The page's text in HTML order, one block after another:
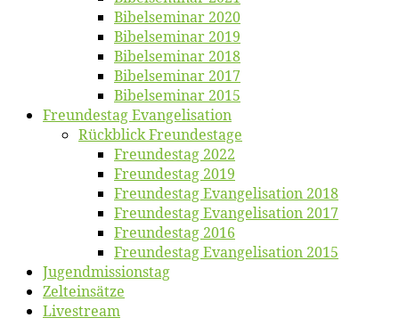
Bi­bel­se­mi­nar 2020
Bi­bel­se­mi­nar 2019
Bi­bel­se­mi­nar 2018
Bibelsemi­nar 2017
Bibelsemi­nar 2015
Freun­des­tag Evangelisation
Rück­blick Freundestage
Freun­des­tag 2022
Freun­des­tag 2019
Freun­des­tag Evan­ge­li­sa­ti­on 2018
Freun­des­tag Evan­ge­li­sa­ti­on 2017
Freun­des­tag 2016
Freun­des­tag Evan­ge­li­sa­ti­on 2015
Jugend­mis­sions­tag
Zelt­ein­sät­ze
Live­stream